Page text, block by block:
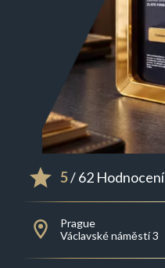
5/ 62 Hodnocení
Prague
Václavské náměstí 3